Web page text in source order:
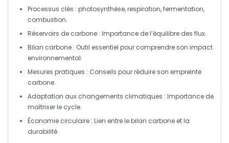
Processus clés : photosynthèse,respiration,fermentation,
combustion.
Réservoirs de carbone : Importance de l’équilibre des flux.
Bilan carbone : Outil essentiel pour comprendre son impact
environnemental.
Mesures pratiques : Conseils pour réduire son empreinte
carbone.
Adaptation aux changements climatiques : Importance de
maîtriser le cycle.
Économie circulaire : Lien entre le bilan carbone et la
durabilité.